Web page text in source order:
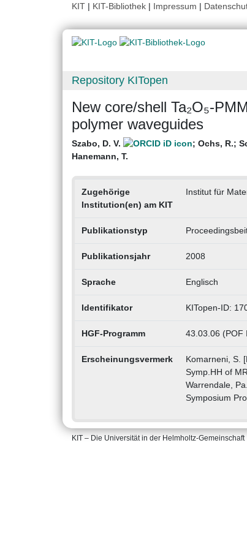
KIT | KIT-Bibliothek | Impressum |
Repository KITopen
New core/shell Ta₂O₅-
polymer waveguides
Szabo, D. V. ; Ochs, R.;
Hanemann, T.
Zugehörige
Institution(en) am KIT
Institut für
Publikationstyp
Publikationsjahr 2008
Sprache Englisch
Identifikator KITopen-ID:
HGF-Programm 43.03.06 (POF
Erscheinungsvermerk
Komarneni, S.
Symp.HH of
Warrendale,
Symposium
KIT – Die Universität in der Helmholtz-Gemeinschaft